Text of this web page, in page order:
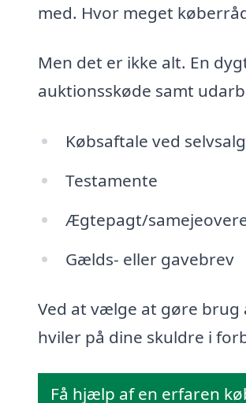
med. Hvor meget
Men det er ikke alt. En
auktionsskøde samt
Købsaftale ved selvsalg
Testamente
Ægtepagt/
Gælds- eller gavebrev
Ved at vælge at gøre
hviler på dine skuldre i
Få hjælp af en erfaren